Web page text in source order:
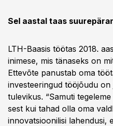
Sel aastal taas
LTH-Baasis töötas 2018.
inimese, mis tänaseks on
Ettevõte panustab oma
investeeringud tööjõudu
tulevikus. “Samuti
sest kui tahad olla oma
innovatsioonilisi lahendusi,